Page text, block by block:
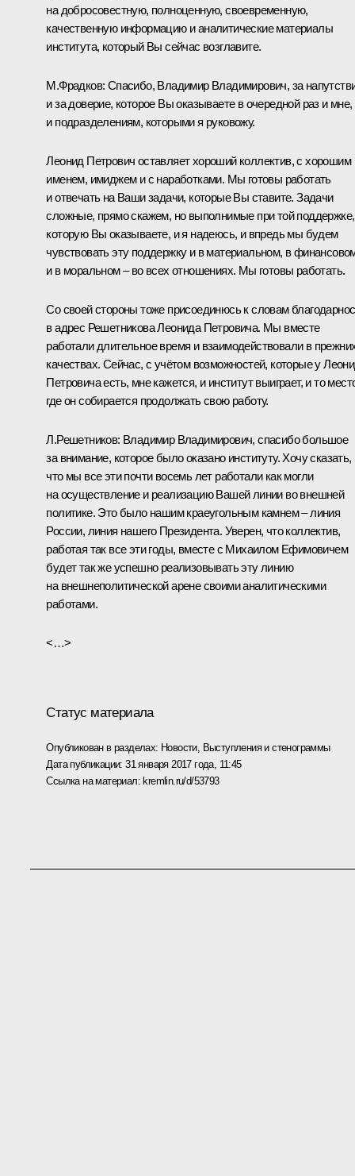
на добросовестную, полноценную, своевременную,
качественную информацию и аналитические материалы
института, который Вы сейчас возглавите.
М.Фрадков: Спасибо, Владимир Владимирович, за
и за доверие, которое Вы оказываете в очередной раз и мне,
и подразделениям, которыми я руковожу.
Леонид Петрович оставляет хороший коллектив, с хорошим
именем, имиджем и с наработками. Мы готовы работать
и отвечать на Ваши задачи, которые Вы ставите. Задачи
сложные, прямо скажем, но выполнимые при той поддержке,
которую Вы оказываете, и я надеюсь, и впредь мы будем
чувствовать эту поддержку и в материальном, в
и в моральном – во всех отношениях. Мы готовы работать.
Со своей стороны тоже присоединюсь к словам
в адрес Решетникова Леонида Петровича. Мы вместе
работали длительное время и взаимодействовали в
качествах. Сейчас, с учётом возможностей, которые у
Петровича есть, мне кажется, и институт выиграет, и то
где он собирается продолжать свою работу.
Л.Решетников: Владимир Владимирович, спасибо большое
за внимание, которое было оказано институту. Хочу сказать,
что мы все эти почти восемь лет работали как могли
на осуществление и реализацию Вашей линии во внешней
политике. Это было нашим краеугольным камнем – линия
России, линия нашего Президента. Уверен, что коллектив,
работая так все эти годы, вместе с Михаилом Ефимовичем
будет так же успешно реализовывать эту линию
на внешнеполитической арене своими аналитическими
работами.
<…>
Статус материала
Опубликован в разделах: Новости, Выступления и стенограммы
Дата публикации:31 января 2017 года, 11:45
Ссылка на материал:kremlin.ru/d/53793